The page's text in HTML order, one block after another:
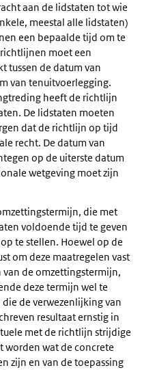
aan de lidstaten tot wie
meestal alle lidstaten)
een bepaalde tijd om te
moet een
tussen de datum van
van tenuitvoerlegging.
heeft de richtlijn
De lidstaten moeten
dat de richtlijn op tijd
recht. De datum van
op de uiterste datum
wetgeving moet zijn
die met
voldoende tijd te geven
te stellen. Hoewel op de
om deze maatregelen vast
de omzettingstermijn,
deze termijn wel te
de verwezenlijking van
resultaat ernstig in
met de richtlijn strijdige
wat de concrete
zijn en van de toepassing